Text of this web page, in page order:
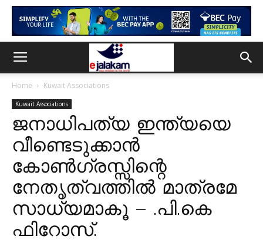
Home Kuwait Associations
Kuwait Associations
ജനാധിപത്യ ഇന്ത്യയെ
വീണ്ടെടുക്കാൻ
കോൺഗ്രസ്സിന്റെ
നേതൃത്വത്തിൽ മാത്രമേ
സാധ്യമാകൂ – .പി.കെ
ഫിറോസ്.